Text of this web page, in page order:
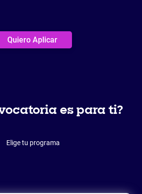
Quiero Aplicar
es para ti?
Elige tu programa